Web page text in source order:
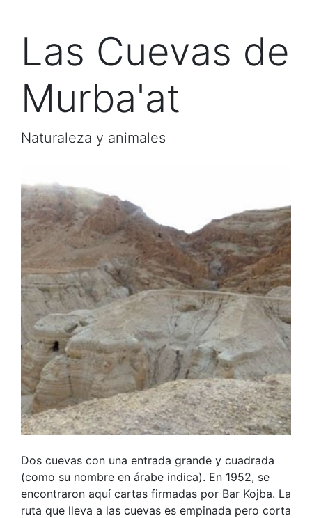
Las Cuevas de
Murba'at
Naturaleza y animales
Dos cuevas con una entrada grande y cuadrada
(como su nombre en árabe indica). En 1952, se
encontraron aquí cartas firmadas por Bar Kojba. La
ruta que lleva a las cuevas es empinada pero corta